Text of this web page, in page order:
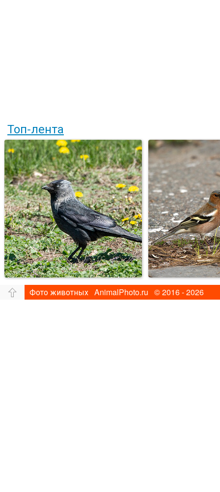
Топ-лента
Фото животных AnimalPhoto.ru © 2016 - 2026